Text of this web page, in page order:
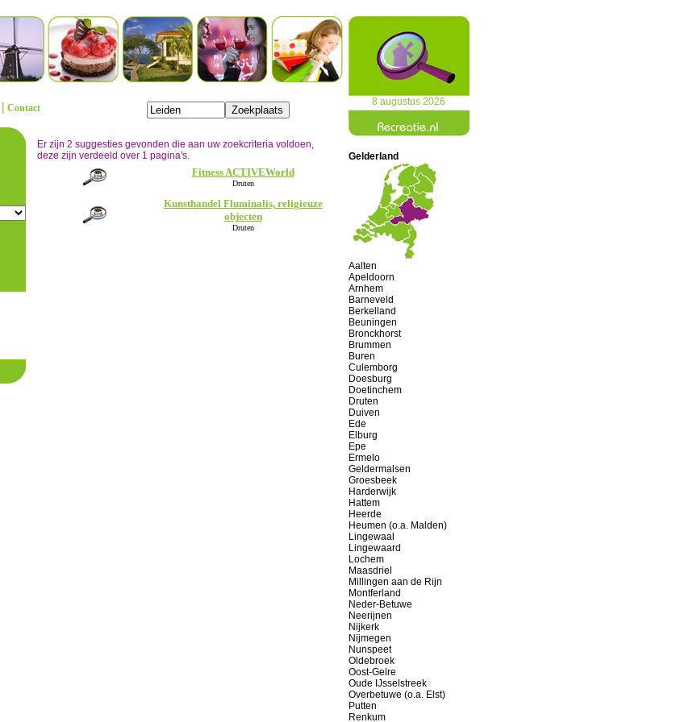
| Contact
8 augustus 2026
Er zijn 2 suggesties gevonden die aan uw zoekcriteria voldoen,
deze zijn verdeeld over 1 pagina's.
Fitness ACTIVEWorld
Druten
Kunsthandel Fluminalis, religieuze
objecten
Druten
Gelderland
Aalten
Apeldoorn
Arnhem
Barneveld
Berkelland
Beuningen
Bronckhorst
Brummen
Buren
Culemborg
Doesburg
Doetinchem
Druten
Duiven
Ede
Elburg
Epe
Ermelo
Geldermalsen
Groesbeek
Harderwijk
Hattem
Heerde
Heumen (o.a. Malden)
Lingewaal
Lingewaard
Lochem
Maasdriel
Millingen aan de Rijn
Montferland
Neder-Betuwe
Neerijnen
Nijkerk
Nijmegen
Nunspeet
Oldebroek
Oost-Gelre
Oude IJsselstreek
Overbetuwe (o.a. Elst)
Putten
Renkum